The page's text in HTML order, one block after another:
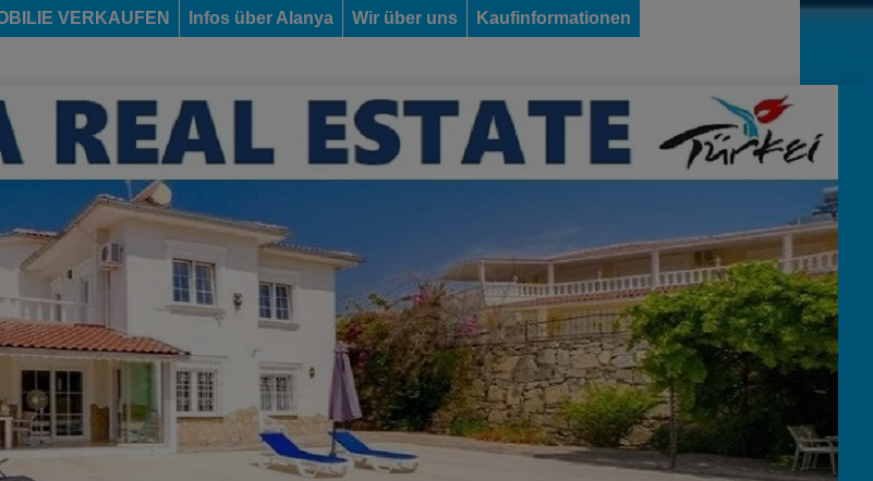
VERKAUFEN Infos über Alanya Wir über uns Kaufinformationen